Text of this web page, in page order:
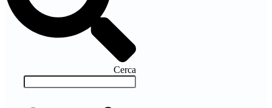
Cerca